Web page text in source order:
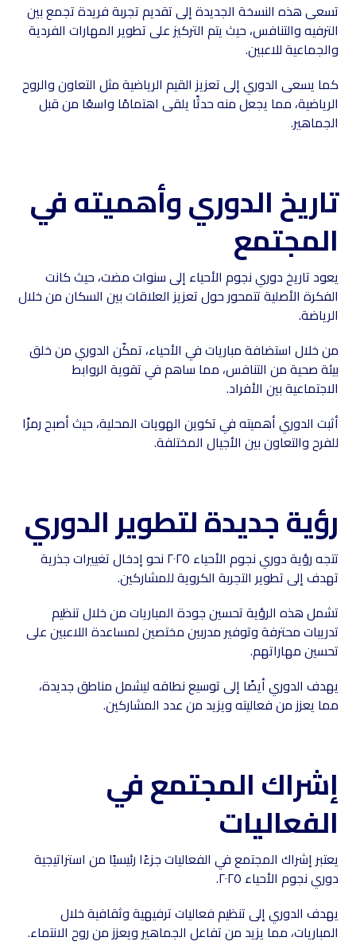
تسعى هذه النسخة الجديدة إلى تقديم تجربة فريدة تجمع بين
الترفيه والتنافس، حيث يتم التركيز على تطوير المهارات الفردية
والجماعية للاعبين.
كما يسعى الدوري إلى تعزيز القيم الرياضية مثل التعاون والروح
الرياضية، مما يجعل منه حدثًا يلقى اهتمامًا واسعًا من قبل
الجماهير.
تاريخ الدوري وأهميته في
المجتمع
يعود تاريخ دوري نجوم الأحياء إلى سنوات مضت، حيث كانت
الفكرة الأصلية تتمحور حول تعزيز العلاقات بين السكان من خلال
الرياضة.
من خلال استضافة مباريات في الأحياء، تمكّن الدوري من خلق
بيئة صحية من التنافس، مما ساهم في تقوية الروابط
الاجتماعية بين الأفراد.
أثبت الدوري أهميته في تكوين الهويات المحلية، حيث أصبح رمزًا
للفرح والتعاون بين الأجيال المختلفة.
رؤية جديدة لتطوير الدوري
تتجه رؤية دوري نجوم الأحياء ٢٠٢٥ نحو إدخال تغييرات جذرية
تهدف إلى تطوير التجربة الكروية للمشاركين.
تشمل هذه الرؤية تحسين جودة المباريات من خلال تنظيم
تدريبات محترفة وتوفير مدربين مختصين لمساعدة اللاعبين على
تحسين مهاراتهم.
يهدف الدوري أيضًا إلى توسيع نطاقه ليشمل مناطق جديدة،
مما يعزز من فعاليته ويزيد من عدد المشاركين.
إشراك المجتمع في
الفعاليات
يعتبر إشراك المجتمع في الفعاليات جزءًا رئيسيًا من استراتيجية
دوري نجوم الأحياء ٢٠٢٥.
يهدف الدوري إلى تنظيم فعاليات ترفيهية وثقافية خلال
المباريات، مما يزيد من تفاعل الجماهير ويعزز من روح الانتماء.